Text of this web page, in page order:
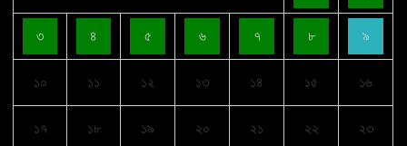
৩ ৪ ৫ ৬ ৭ ৮ ৯
১০ ১১ ১২ ১৩ ১৪ ১৫ ১৬
১৭ ১৮ ১৯ ২০ ২১ ২২ ২৩